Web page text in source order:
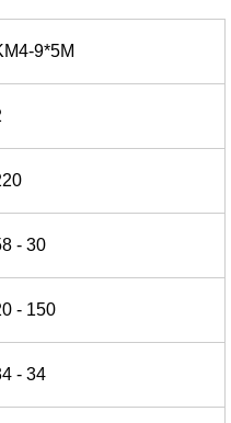
9*5M
- 30
- 150
- 34